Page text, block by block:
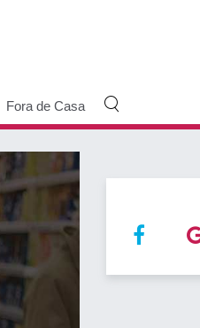
Fora de Casa